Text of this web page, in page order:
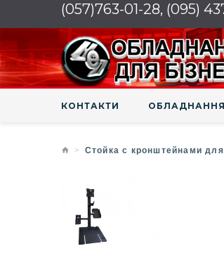
(057)763-01-28, (095)
КОНТАКТИ ОБЛАДНАННЯ
Стойка с кронштейнами